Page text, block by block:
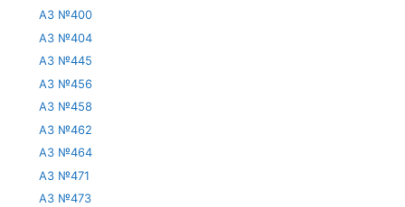
АЗ №400
АЗ №404
АЗ №445
АЗ №456
АЗ №458
АЗ №462
АЗ №464
АЗ №471
АЗ №473